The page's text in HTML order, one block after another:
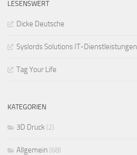
LESENSWERT
Dicke Deutsche
Syslords Solutions IT-Dienstleistungen
Tag Your Life
KATEGORIEN
3D Druck (2)
Allgemein (68)